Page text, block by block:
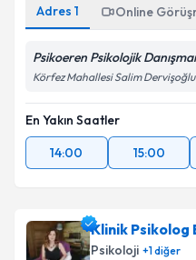
Adres 1 Online
Psikoeren Psikolojik
Körfez Mahallesi Salim
En Yakın Saatler
14:00
15:00
Klinik Psikolog
Psikoloji +1diğer